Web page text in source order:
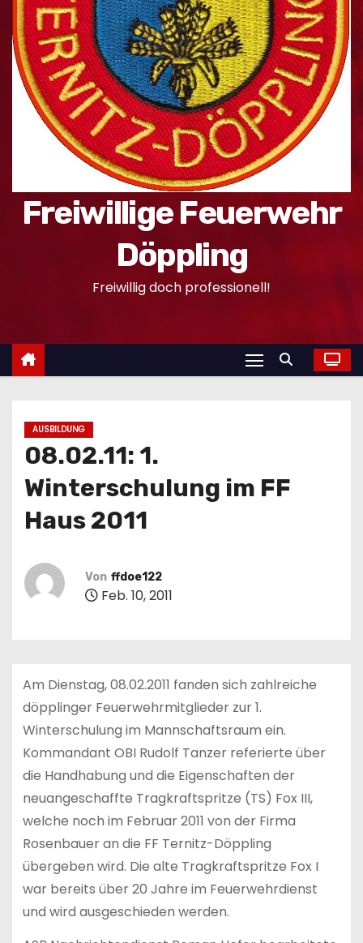
Freiwillige Feuerwehr
Döppling
Freiwillig doch professionell!
AUSBILDUNG
08.02.11: 1.
Winterschulung im FF
Haus 2011
Von ffdoe122
Feb. 10, 2011
Am Dienstag, 08.02.2011 fanden sich zahlreiche
döpplinger Feuerwehrmitglieder zur 1.
Winterschulung im Mannschaftsraum ein.
Kommandant OBI Rudolf Tanzer referierte über
die Handhabung und die Eigenschaften der
neuangeschaffte Tragkraftspritze (TS) Fox III,
welche noch im Februar 2011 von der Firma
Rosenbauer an die FF Ternitz-Döppling
übergeben wird. Die alte Tragkraftspritze Fox I
war bereits über 20 Jahre im Feuerwehrdienst
und wird ausgeschieden werden.